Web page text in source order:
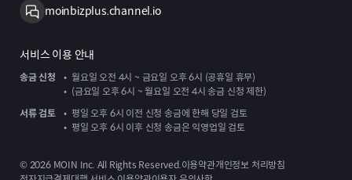
moinbizplus.channel.io
서비스 이용 안내
송금 신청
월요일 오전 4시 ~ 금요일 오후 6시 (공휴일 휴무)
(금요일 오후 6시 ~ 월요일 오전 4시 송금 신청 제한)
서류 검토
평일 오후 6시 이전 신청 송금에 한해 당일 검토
평일 오후 6시 이후 신청 송금은 익영업일 검토
© 2026MOIN Inc. All Rights Reserved.이용약관개인정보 처리방침